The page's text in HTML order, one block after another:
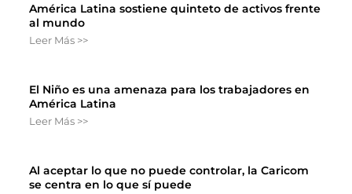
América Latina sostiene quinteto de activos frente
al mundo
Leer Más >>
El Niño es una amenaza para los trabajadores en
América Latina
Leer Más >>
Al aceptar lo que no puede controlar, la Caricom
se centra en lo que sí puede